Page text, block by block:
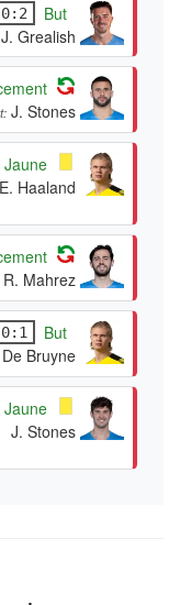
0:2
But
J. Grealish
J. Stones
Jaune
E. Haaland
R. Mahrez
0:1
But
Bruyne
Jaune
J. Stones